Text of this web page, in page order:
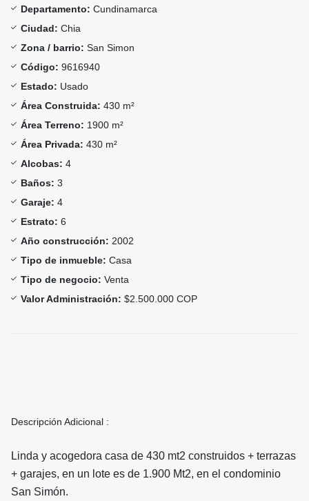
Departamento: Cundinamarca
Ciudad: Chia
Zona / barrio: San Simon
Código: 9616940
Estado: Usado
Área Construida: 430 m²
Área Terreno: 1900 m²
Área Privada: 430 m²
Alcobas: 4
Baños: 3
Garaje: 4
Estrato: 6
Año construcción: 2002
Tipo de inmueble: Casa
Tipo de negocio: Venta
Valor Administración: $2.500.000 COP
Descripción Adicional :
Linda y acogedora casa de 430 mt2 construidos + terrazas
+ garajes, en un lote es de 1.900 Mt2, en el condominio
San Simón.